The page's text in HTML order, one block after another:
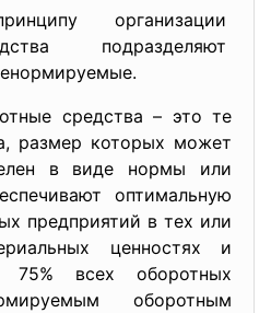
организации
подразделяют
средства – это те
размер которых может
в виде нормы или
оптимальную
предприятий в тех или
ценностях и
75% всех оборотных
оборотным